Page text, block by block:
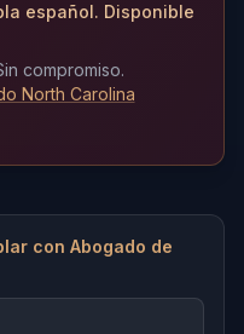
español. Disponible
compromiso.
North Carolina
con Abogado de